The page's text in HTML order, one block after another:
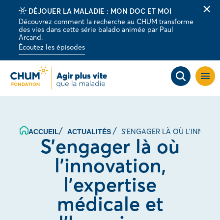
DÉJOUER LA MALADIE : MON DOC ET MOI
Découvrez comment la recherche au CHUM transforme
des vies dans cette série balado animée par Paul
Arcand.
Écoutez les épisodes
la
ACCUEIL ACTUALITÉS S’ENGAGER LÀ OÙ
S’engager là où
l’innovation,
l’expertise
médicale et